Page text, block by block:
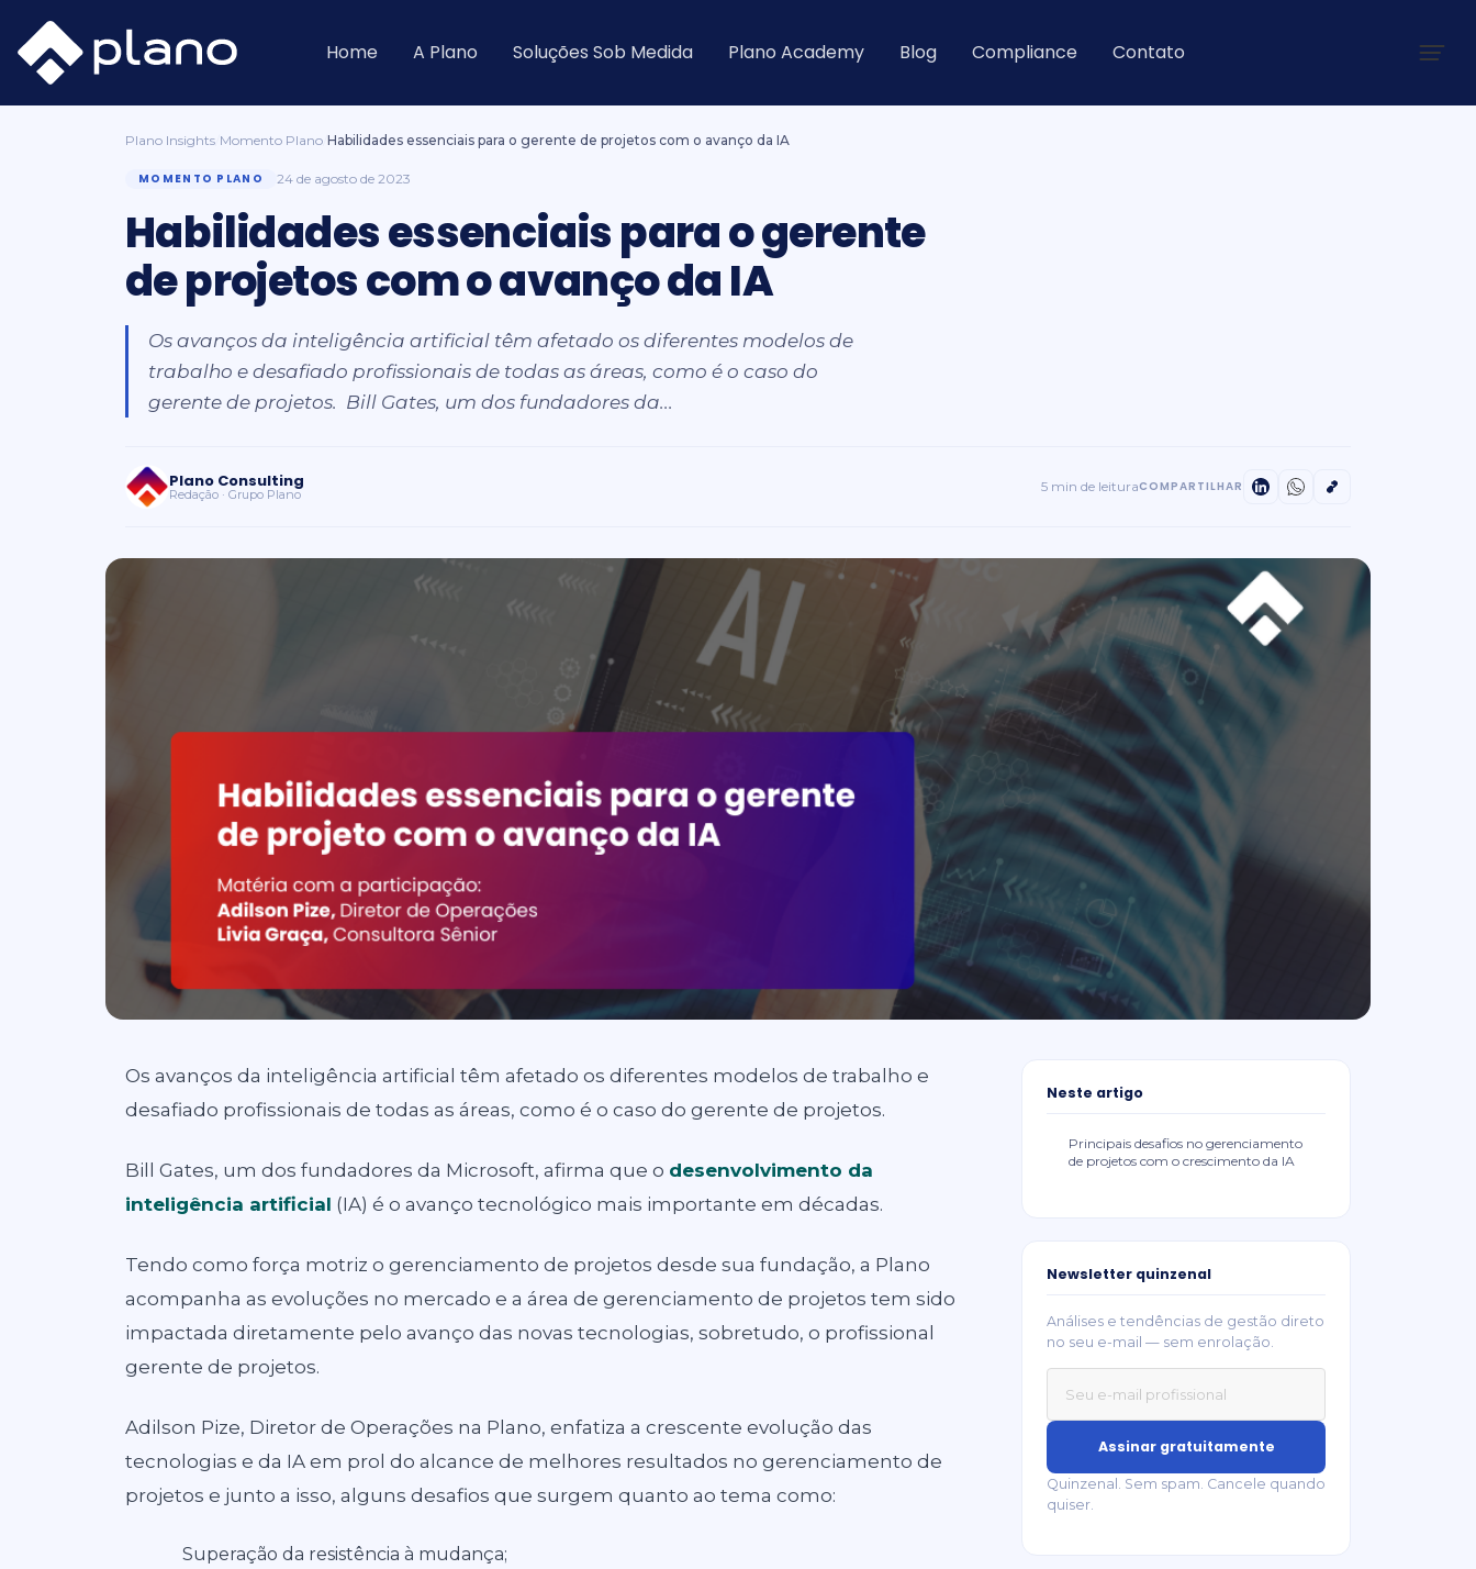
para
conteúdo Home A Plano Soluções Sob Medida Plano Academy Blog Compliance Contato
Plano Insights Momento Plano Habilidades essenciais para o gerente de projetos com o avanço da IA
MOMENTO PLANO 24 de agosto de 2023
Habilidades essenciais para o gerente
de projetos com o avanço da IA
Os avanços da inteligência artificial têm afetado os diferentes modelos de
trabalho e desafiado profissionais de todas as áreas, como é o caso do
gerente de projetos. Bill Gates, um dos fundadores da...
Plano Consulting
Redação · Grupo Plano 5 min de leituraCOMPARTILHAR
Os avanços da inteligência artificial têm afetado os diferentes modelos de trabalho e
desafiado profissionais de todas as áreas, como é o caso do gerente de projetos.
Bill Gates, um dos fundadores da Microsoft, afirma que o desenvolvimento da
inteligência artificial (IA) é o avanço tecnológico mais importante em décadas.
Tendo como força motriz o gerenciamento de projetos desde sua fundação, a Plano
acompanha as evoluções no mercado e a área de gerenciamento de projetos tem sido
impactada diretamente pelo avanço das novas tecnologias, sobretudo, o profissional
gerente de projetos.
Adilson Pize, Diretor de Operações na Plano, enfatiza a crescente evolução das
tecnologias e da IA em prol do alcance de melhores resultados no gerenciamento de
projetos e junto a isso, alguns desafios que surgem quanto ao tema como:
Superação da resistência à mudança;
Neste artigo
Principais desafios no gerenciamento
de projetos com o crescimento da IA
Newsletter quinzenal
Análises e tendências de gestão direto
no seu e-mail — sem enrolação.
Assinar gratuitamente
Quinzenal. Sem spam. Cancele quando
quiser.